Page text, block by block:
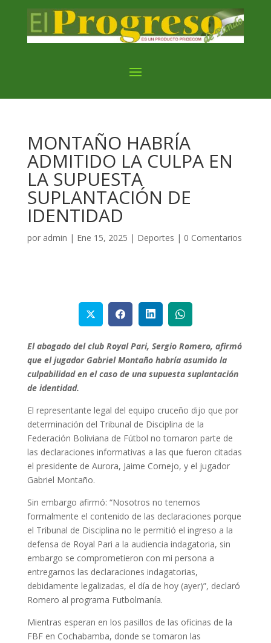
MONTAÑO HABRÍA
ADMITIDO LA CULPA EN
LA SUPUESTA
SUPLANTACIÓN DE
IDENTIDAD
por admin | Ene 15, 2025 | Deportes | 0 Comentarios
El abogado del club Royal Pari, Sergio Romero, afirmó
que el jugador Gabriel Montaño habría asumido la
culpabilidad en el caso de una supuesta suplantación
de identidad.
El representante legal del equipo cruceño dijo que por
determinación del Tribunal de Disciplina de la
Federación Boliviana de Fútbol no tomaron parte de
las declaraciones informativas a las que fueron citadas
el presidente de Aurora, Jaime Cornejo, y el jugador
Gabriel Montaño.
Sin embargo afirmó: “Nosotros no tenemos
formalmente el contenido de las declaraciones porque
el Tribunal de Disciplina no le permitió el ingreso a la
defensa de Royal Pari a la audiencia indagatoria, sin
embargo se comprometieron con mi persona a
entregarnos las declaraciones indagatorias,
debidamente legalizadas, el día de hoy (ayer)”, declaró
Romero al programa Futbolmanía.
Mientras esperan en los pasillos de las oficinas de la
FBF en Cochabamba, donde se tomaron las